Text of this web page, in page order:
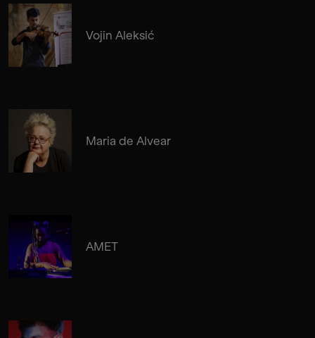
Vojin Aleksić
Maria de Alvear
AMET